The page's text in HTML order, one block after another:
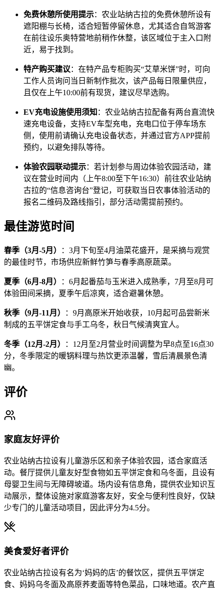
免费休憩所使用提示：农业站纳古拉的免费休憩所设有
遮阳棚与长椅，适合短暂停留休息，尤其适合自驾游客
在前往设乐奥特营地前稍作休整，该区域位于主入口附
近，易于找到。
特产购买建议 ：在特产品专柜购买“艾草米饼”时，可向
工作人员询问当日新制作批次，该产品每日限量供应，
且仅在上午10:00前有现货，建议尽早选购。
EV充电设施使用须知 ：农业站纳古拉配备有两台直流快
速充电设备，支持EV车型充电，充电口位于停车场东
侧，使用前请确认充电设备状态，并通过官方APP提前
预约，以避免排队等待。
体验农园联动提示：若计划参与周边体验农园活动，建
议在营业时间内（上午8:00至下午16:30）前往农业站纳
古拉的“信息咨询台”登记，可获取当日农事体验活动的
报名二维码及路线指引，部分活动需提前预约。
最佳游览时间
春季（3月-5月）
：3月下旬至4月油菜花盛开，是采摘与观赏
的最佳时节，市场供应新鲜竹笋与春季高原蔬菜。
夏季（6月-8月）
：6月起番茄与玉米进入成熟季，7月至8月可
体验田间采摘，夏季午后凉爽，适合避暑休憩。
秋季（9月-11月）
：9月高原米开始收获，10月起可品尝新米
制成的五平饼定食与手工乌冬，秋日气候清爽宜人。
冬季（12月-2月）
：12月至2月营业时间调整为早8点至16点30
分，冬季限定的暖锅料理与热饮更添温馨，雪后清晨景色清
幽。
评价
家庭友好评价
农业站纳古拉设有儿童游乐区和亲子体验农园，适合家庭活
动。餐厅提供儿童友好型食物如五平饼定食和乌冬面，且设有
母婴卫生间与无障碍坡道。场内设有信息角，提供农业知识互
动展示，整体设施对家庭游客友好，安全与便利性良好，仅缺
少专门的儿童活动项目，因此评分为4.5分。
美食爱好者评价
农业站纳古拉设有名为‘妈妈的店’的餐饮区，提供五平饼定
食、妈妈乌冬面及高原荞麦面等特色菜品，口味地道。农产直